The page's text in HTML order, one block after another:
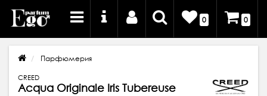
0 0
Парфюмерия
CREED
Acqua Originale Iris Tubereuse